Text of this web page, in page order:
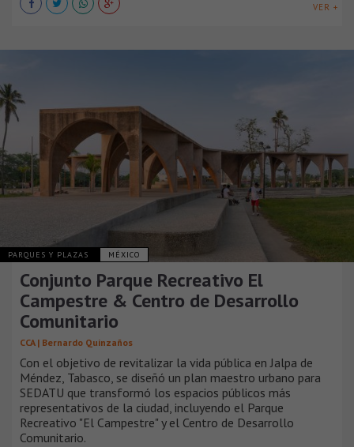
VER +
PARQUES Y PLAZAS MÉXICO
Conjunto Parque Recreativo El
Campestre & Centro de Desarrollo
Comunitario
CCA | Bernardo Quinzaños
Con el objetivo de revitalizar la vida pública en Jalpa de
Méndez, Tabasco, se diseñó un plan maestro urbano para
SEDATU que transformó los espacios públicos más
representativos de la ciudad, incluyendo el Parque
Recreativo "El Campestre" y el Centro de Desarrollo
Comunitario.